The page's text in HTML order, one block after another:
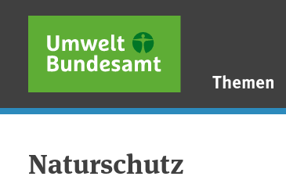
Direkt zum Inhalt
Direkt zum Hauptmenü
Direkt zur Fußzeile
Themen
Naturschutz